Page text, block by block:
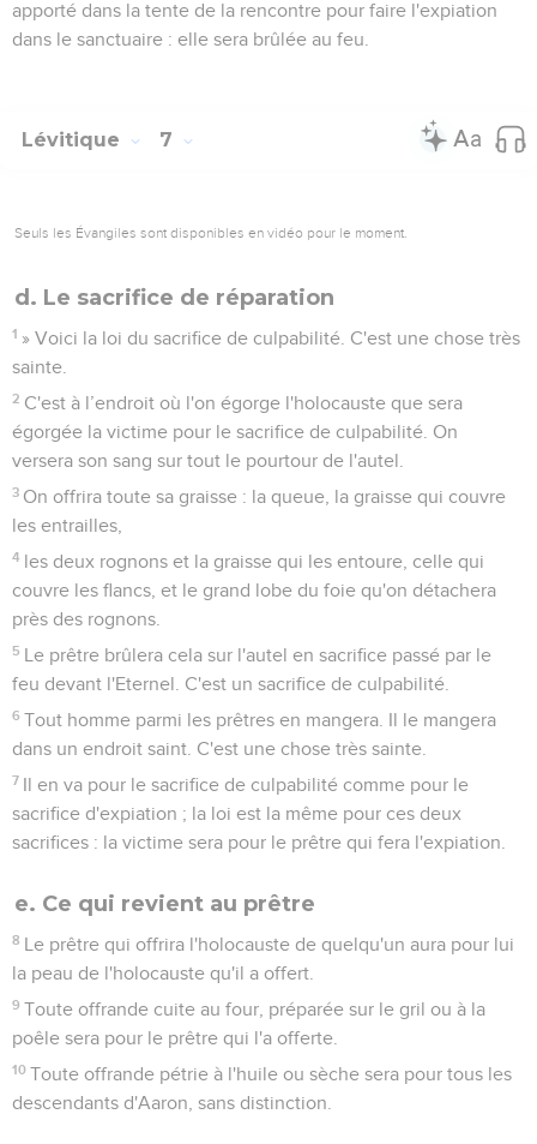
apporté dans la tente de la rencontre pour faire l'expiation
dans le sanctuaire : elle sera brûlée au feu.
Lévitique 7
Seuls les Évangiles sont disponibles en vidéo pour le moment.
d. Le sacrifice de réparation
1 » Voici la loi du sacrifice de culpabilité. C'est une chose très
sainte.
2 C'est à l’endroit où l'on égorge l'holocauste que sera
égorgée la victime pour le sacrifice de culpabilité. On
versera son sang sur tout le pourtour de l'autel.
3 On offrira toute sa graisse : la queue, la graisse qui couvre
les entrailles,
4 les deux rognons et la graisse qui les entoure, celle qui
couvre les flancs, et le grand lobe du foie qu'on détachera
près des rognons.
5 Le prêtre brûlera cela sur l'autel en sacrifice passé par le
feu devant l'Eternel. C'est un sacrifice de culpabilité.
6 Tout homme parmi les prêtres en mangera. Il le mangera
dans un endroit saint. C'est une chose très sainte.
7 Il en va pour le sacrifice de culpabilité comme pour le
sacrifice d'expiation ; la loi est la même pour ces deux
sacrifices : la victime sera pour le prêtre qui fera l'expiation.
e. Ce qui revient au prêtre
8 Le prêtre qui offrira l'holocauste de quelqu'un aura pour lui
la peau de l'holocauste qu'il a offert.
9 Toute offrande cuite au four, préparée sur le gril ou à la
poêle sera pour le prêtre qui l'a offerte.
10 Toute offrande pétrie à l'huile ou sèche sera pour tous les
descendants d'Aaron, sans distinction.